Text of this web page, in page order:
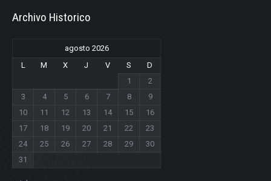
Archivo Historico
agosto 2026
L
M X J V S
D
1
2
3
4 5 6 7 8
9
10
11 12 13 14 15
16
17
18 19 20 21 22
23
24
25 26 27 28 29
30
31